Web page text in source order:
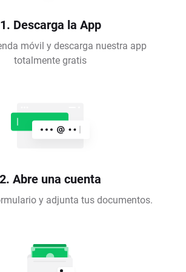
1. Descarga la App
móvil y descarga nuestra app
totalmente gratis
2. Abre una cuenta
y adjunta tus documentos.